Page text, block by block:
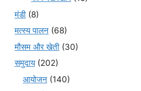
मंडी (8)
मत्स्य पालन (68)
मौसम और खेती (30)
समुदाय(202)
आयोजन (140)